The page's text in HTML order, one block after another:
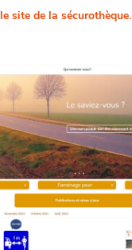
le site de la sécurothèque.